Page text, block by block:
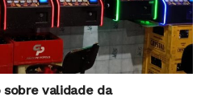
validade da